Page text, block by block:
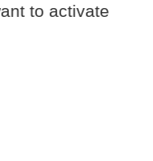
to activate